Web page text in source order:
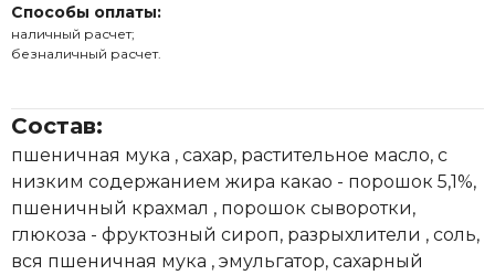
Способы оплаты:
наличный расчет;
безналичный расчет.
Состав:
пшеничная мука , сахар, растительное масло, с
низким содержанием жира какао - порошок 5,1%,
пшеничный крахмал , порошок сыворотки,
глюкоза - фруктозный сироп, разрыхлители , соль,
вся пшеничная мука , эмульгатор, сахарный